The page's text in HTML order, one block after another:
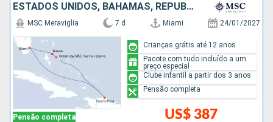
ESTADOS UNIDOS, BAHAMAS, REPUBLICA DOMINICANA
Pensão completa
MSC Meraviglia 7 d Miami 24/01/2027
US$ 387
Crianças grátis até 12 anos
Pacote com tudo incluído a um
preço especial
Clube infantil a partir dos 3 anos
Pensão completa